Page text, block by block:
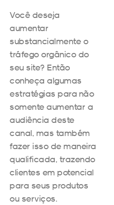
Você deseja
aumentar
substancialmente o
tráfego orgânico do
seu site? Então
conheça algumas
estratégias para não
somente aumentar a
audiência deste
canal, mas também
fazer isso de maneira
qualificada, trazendo
clientes em potencial
para seus produtos
ou serviços.